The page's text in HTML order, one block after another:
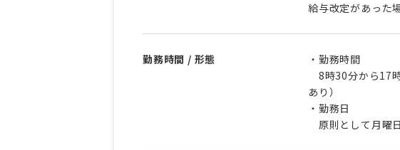
給与改定があった
勤務時間 / 形態
・勤務時間
8時30分から17
あり）
・勤務日
原則として月曜